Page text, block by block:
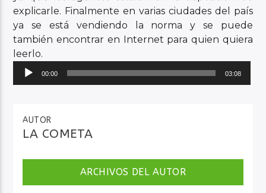
explicarle. Finalmente en varias ciudades del país
ya se está vendiendo la norma y se puede
también encontrar en Internet para quien quiera
leerlo.
Reproductor
00:00 03:08
AUTOR
LA COMETA
ARCHIVOS DEL AUTOR